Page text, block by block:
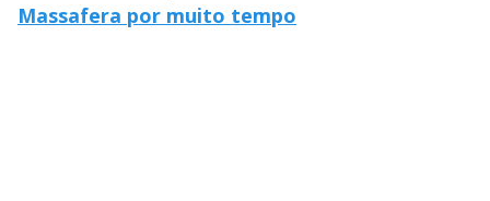
Massafera por muito tempo